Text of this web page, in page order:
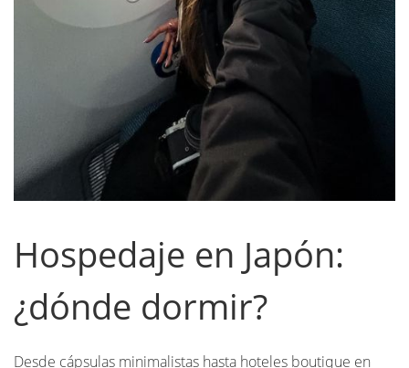
Hospedaje en Japón:
¿dónde dormir?
Desde cápsulas minimalistas hasta hoteles boutique en